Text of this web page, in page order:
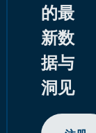
的最
新数
据与
洞见